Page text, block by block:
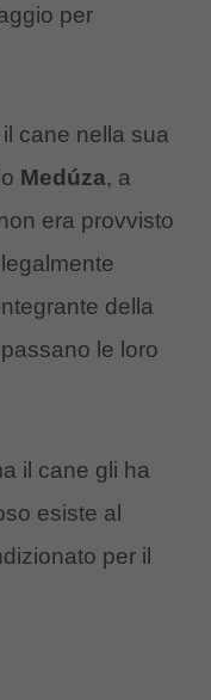
per
cane nella sua
Medúza, a
era provvisto
della
le loro
il cane gli ha
esiste al
per il